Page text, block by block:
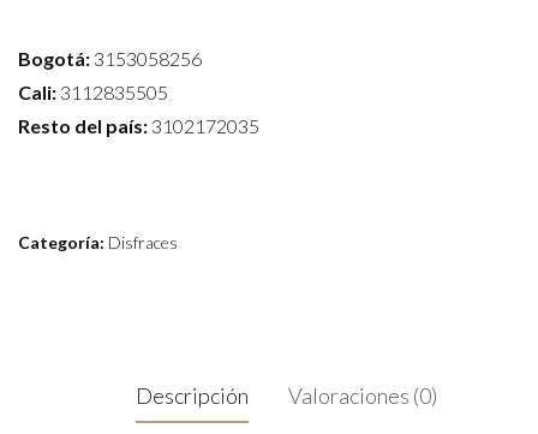
Bogotá: 3153058256
Cali: 3112835505
Resto del país: 3102172035
Categoría: Disfraces
Descripción Valoraciones (0)